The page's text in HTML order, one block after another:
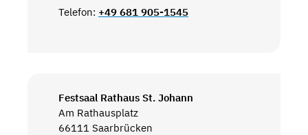
Telefon: +49 681 905-1545
Festsaal Rathaus St. Johann
Am Rathausplatz
66111 Saarbrücken